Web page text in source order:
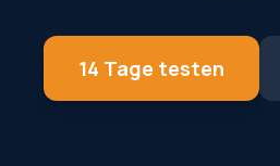
14 Tage testen